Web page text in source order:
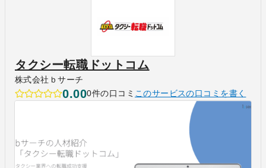
タクシー転職ドットコム
株式会社ｂサーチ
0.000件の口コミ このサービスの口コミを書く